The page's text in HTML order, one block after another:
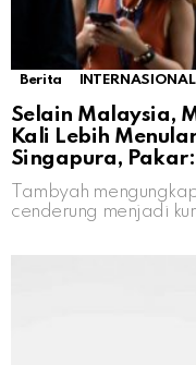
Berita INTERNASIONAL
Selain Malaysia,
Kali Lebih
Singapura, Pakar:
Tambyah
cenderung menjadi